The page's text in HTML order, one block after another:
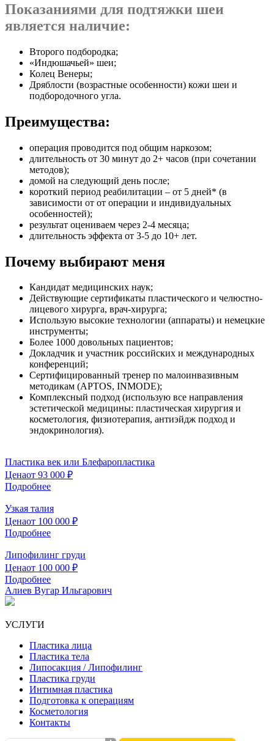
Показаниями для подтяжки шеи
является наличие:
Второго подбородка;
«Индюшачьей» шеи;
Колец Венеры;
Дряблости (возрастные особенности) кожи шеи и
подбородочного угла.
Преимущества:
операция проводится под общим наркозом;
длительность от 30 минут до 2+ часов (при сочетании
методов);
домой на следующий день после;
короткий период реабилитации – от 5 дней* (в
зависимости от от операции и индивидуальных
особенностей);
результат оцениваем через 2-4 месяца;
длительность эффекта от 3-5 до 10+ лет.
Почему выбирают меня
Кандидат медицинских наук;
Действующие сертификаты пластического и челюстно-
лицевого хирурга, врач-хирурга;
Использую высокие технологии (аппараты) и немецкие
инструменты;
Более 1000 довольных пациентов;
Докладчик и участник российских и международных
конференций;
Сертифицированный тренер по малоинвазивным
методикам (APTOS, INMODE);
Комплексный подход (использую все направления
эстетической медицины: пластическая хирургия и
косметология, физиотерапия, антиэйдж подход и
эндокринология).
Пластика век или Блефаропластика
Ценаот 93 000 ₽
Подробнее
Узкая талия
Ценаот 100 000 ₽
Подробнее
Липофилинг груди
Ценаот 100 000 ₽
Подробнее
Алиев Вугар Ильгарович
УСЛУГИ
Пластика лица
Пластика тела
Липосакция / Липофилинг
Пластика груди
Интимная пластика
Подготовка к операциям
Косметология
Контакты